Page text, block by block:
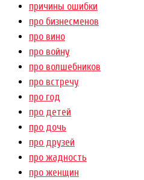
причины ошибки
про бизнесменов
про вино
про войну
про волшебников
про встречу
про год
про детей
про дочь
про друзей
про жадность
про женщин